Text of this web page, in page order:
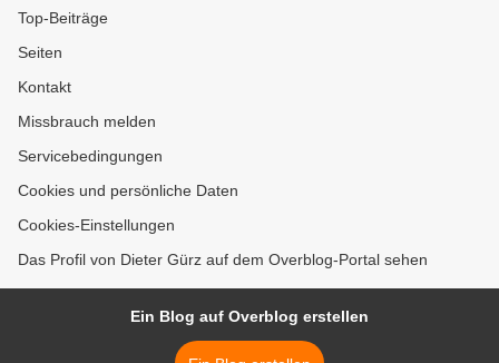
Zeiten. Sport macht
Gesellschaft«
Top-Beiträge
Seiten
Kontakt
Missbrauch melden
Servicebedingungen
Cookies und persönliche Daten
Cookies-Einstellungen
Das Profil von Dieter Gürz auf dem Overblog-Portal sehen
Ein Blog auf Overblog erstellen